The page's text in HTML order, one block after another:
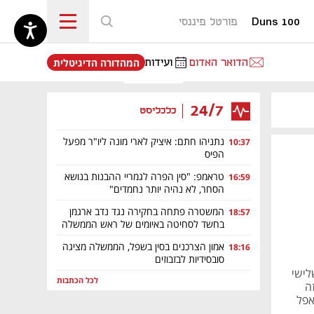
Duns 100 פורטל פיננסי
הדואר האדום ועידות
נפתח בכרטיסייה חדשה
המהדורה הדיגיטלית
24/7 כלכליסט
10:37 נתניהו חתם: איציק לארי מונה ליו"ר מפעל
הפיס
16:59 טראמפ: "סין הפרה לגמריי ההבנות בנושא
הסחר, לא נהיה יותר נחמדים"
18:57 המשטרה פתחה בחקירה נגד נדב ארגמן
בחשד לסחיטה באיומים של ראש הממשלה
18:16 אמון הצרכנים בסין בשפל, הממשלה מציגה
סובסידיות לבזבוזים
לכל הכתבות
ברבעון המקביל ב-2021. רק אפל